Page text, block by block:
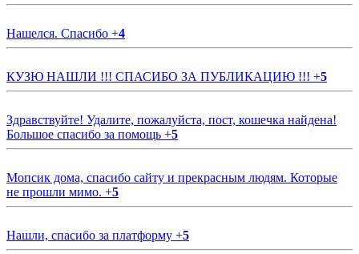
Нашелся. Спасибо +4
КУЗЮ НАШЛИ !!! СПАСИБО ЗА ПУБЛИКАЦИЮ !!! +5
Здравствуйте! Удалите, пожалуйста, пост, кошечка найдена!
Большое спасибо за помощь +5
Мопсик дома, спасибо сайту и прекрасным людям. Которые
не прошли мимо. +5
Нашли, спасибо за платформу +5